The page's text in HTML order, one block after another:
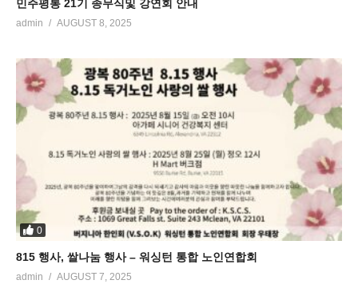
민주평통 21기 종무식및 강연회 안내
admin AUGUST 8, 2025
0
815 행사, 쌀나눔 행사 – 워싱턴 통합 노인연합회
admin AUGUST 7, 2025